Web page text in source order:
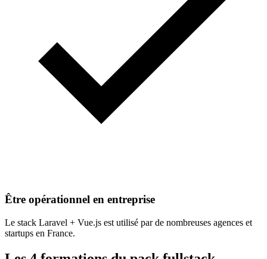
Être opérationnel en entreprise
Le stack Laravel + Vue.js est utilisé par de nombreuses agences et
startups en France.